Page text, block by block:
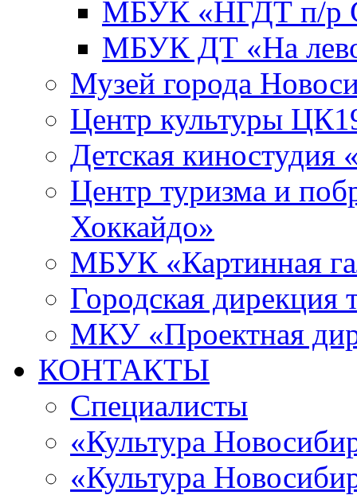
МБУК «НГДТ п/р
МБУК ДТ «На
Музей города
Центр культуры
Детская киностудия
Центр туризма и
Хоккайдо»
МБУК «Картинная
Городская дирекция
МКУ «Проектная
КОНТАКТЫ
Специалисты
«Культура
«Культура